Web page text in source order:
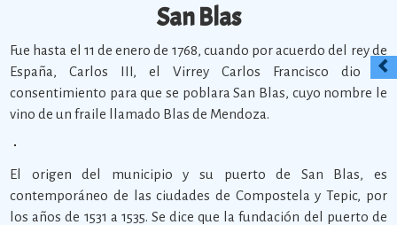
San Blas
Fue hasta el 11 de enero de 1768, cuando por acuerdo del rey de
España, Carlos III, el Virrey Carlos Francisco dio su
consentimiento para que se poblara San Blas, cuyo nombre le
vino de un fraile llamado Blas de Mendoza.
El origen del municipio y su puerto de San Blas, es
contemporáneo de las ciudades de Compostela y Tepic, por
los años de 1531 a 1535. Se dice que la fundación del puerto de